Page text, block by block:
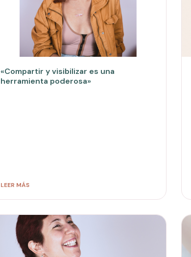
«Compartir y visibilizar es una
herramienta poderosa»
LEER MÁS